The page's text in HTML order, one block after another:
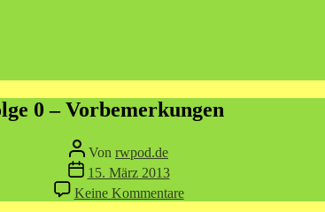
Kategorien
0 – Vorbemerkungen
Beitragsautor
Von rwpod.de
Veröffentlichungsdatum
15. März 2013
Keine Kommentarezu
Folge